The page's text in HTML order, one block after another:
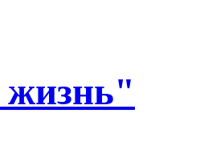
жизнь"